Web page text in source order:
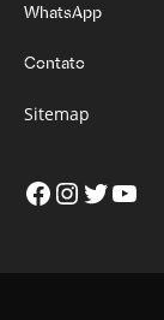
WhatsApp
Contato
Sitemap
Facebook
Twitter